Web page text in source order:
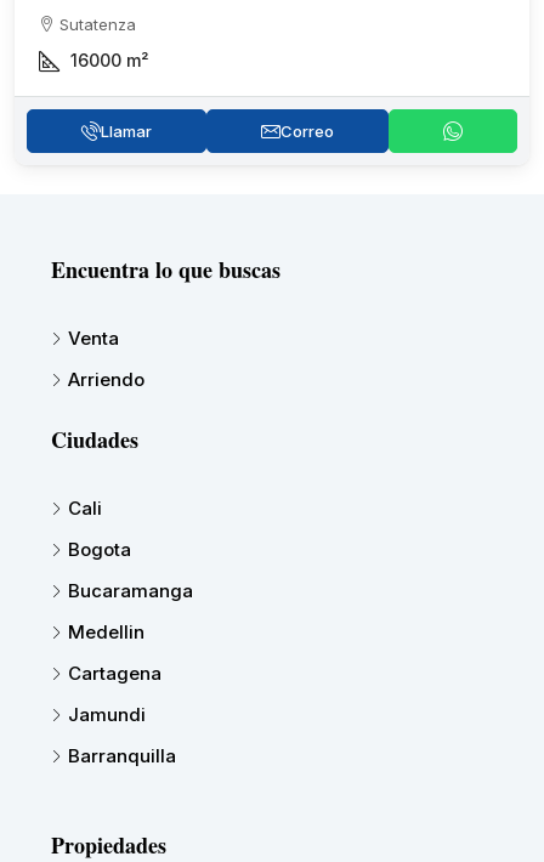
Sutatenza
16000 m²
Llamar Correo
Encuentra lo que buscas
Venta
Arriendo
Ciudades
Cali
Bogota
Bucaramanga
Medellin
Cartagena
Jamundi
Barranquilla
Propiedades